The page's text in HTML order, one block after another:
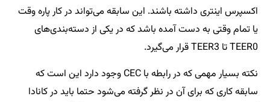
اکسپرس اینتری داشته باشند. این سابقه می‌تواند در کار پاره وقت
یا تمام وقتی به دست آمده باشد که در یکی از دسته‌بندی‌های
TEER0 تا TEER3 قرار می‌گیرد.
نکته بسیار مهمی که در رابطه با CEC وجود دارد این است که
سابقه کاری که برای آن در نظر گرفته می‌شود حتما باید در کانادا